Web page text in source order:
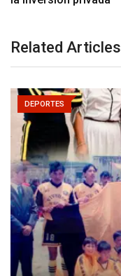
Related Articles
DEPORTES